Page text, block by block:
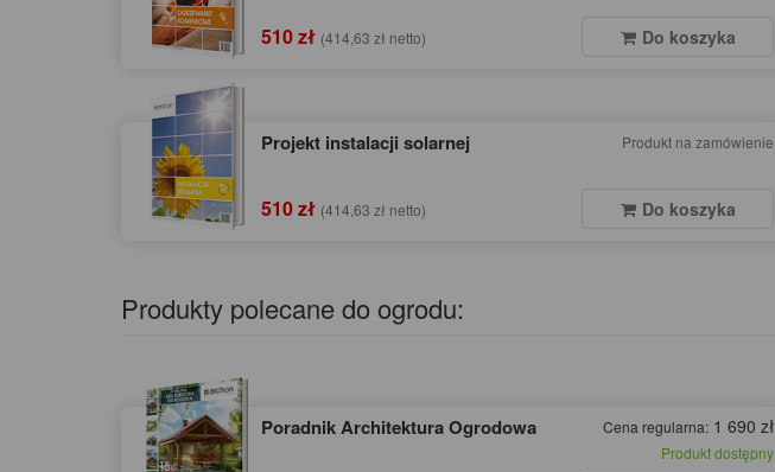
510 zł (414,63 zł netto) Do koszyka
Projekt instalacji solarnej
510 zł (414,63 zł netto)
Produkt na zamówienie
Do koszyka
Produkty polecane do ogrodu:
Poradnik Architektura Ogrodowa Cena regularna: 1 690 zł
Produkt dostępny